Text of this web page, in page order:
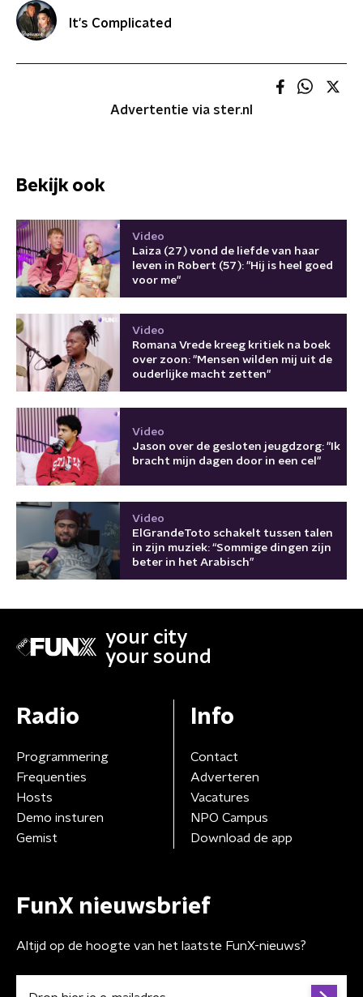
It's Complicated
Advertentie via ster.nl
Bekijk ook
Video
Laiza (27) vond de liefde van haar
leven in Robert (57): "Hij is heel goed
voor me"
Video
Romana Vrede kreeg kritiek na boek
over zoon: "Mensen wilden mij uit de
ouderlijke macht zetten"
Video
Jason over de gesloten jeugdzorg: "Ik
bracht mijn dagen door in een cel"
Video
ElGrandeToto schakelt tussen talen
in zijn muziek: “Sommige dingen zijn
beter in het Arabisch”
your city
your sound
Radio
Programmering
Frequenties
Hosts
Demo insturen
Gemist
Info
Contact
Adverteren
Vacatures
NPO Campus
Download de app
FunX nieuwsbrief
Altijd op de hoogte van het laatste FunX-nieuws?